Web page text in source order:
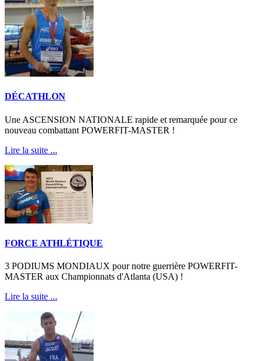
DÉCATHLON
Une ASCENSION NATIONALE rapide et remarquée pour ce
nouveau combattant POWERFIT-MASTER !
Lire la suite ...
FORCE ATHLÉTIQUE
3 PODIUMS MONDIAUX pour notre guerrière POWERFIT-
MASTER aux Championnats d'Atlanta (USA) !
Lire la suite ...